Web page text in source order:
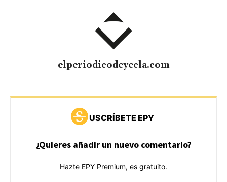
elperiodicodeyecla.com
USCRÍBETE EPY
¿Quieres añadir un nuevo comentario?
Hazte EPY Premium, es gratuito.